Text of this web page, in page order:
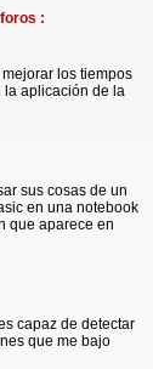
:
los tiempos
la aplicación de la
sus cosas de un
en una notebook
que aparece en
capaz de detectar
que me bajo